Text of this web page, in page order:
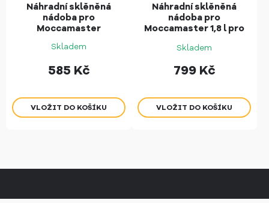
Náhradní sklěněná
nádoba pro
Moccamaster
Skladem
585 Kč
Náhradní sklěněná
nádoba pro
Moccamaster 1,8 l pro
Skladem
799 Kč